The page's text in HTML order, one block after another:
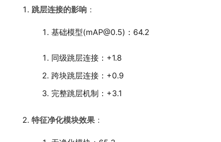
跳层连接的影响 ：
基础模型(mAP@0.5)：64.2
同级跳层连接：+1.8
跨块跳层连接：+0.9
完整跳层机制：+3.1
特征净化模块效果 ：